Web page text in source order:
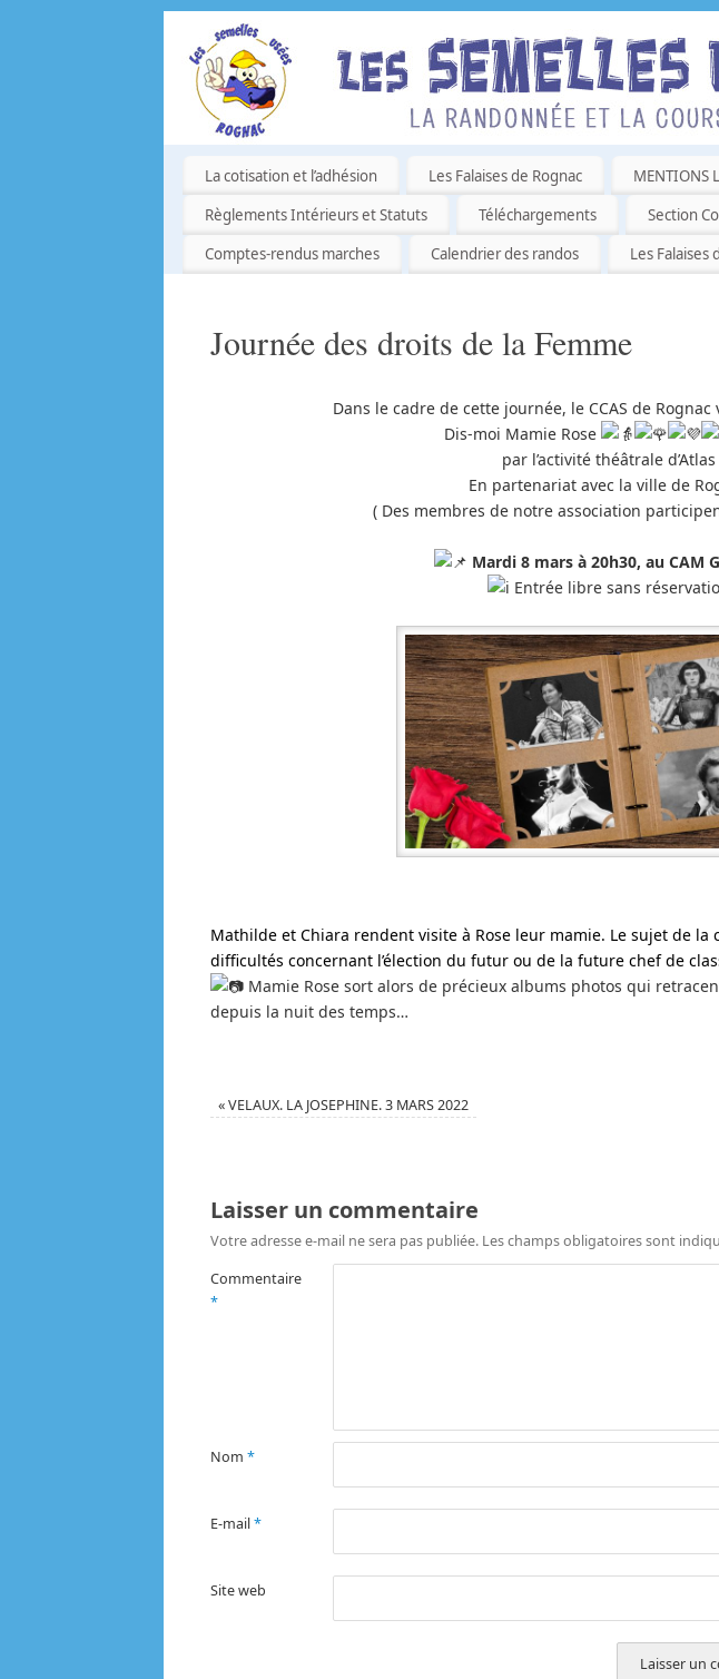
La cotisation et l’adhésion Les Falaises de Rognac MENTIONS
Règlements Intérieurs et Statuts
Téléchargements Section
Comptes-rendus marches
Calendrier des randos Les Falaises
Journée des droits de la Femme
Dans le cadre de cette journée, le CCAS de
Dis-moi Mamie Rose
par l’activité théâtrale d’Atlas
En partenariat avec la ville de
( Des membres de notre association
Mardi 8 mars à 20h30, au CAM
Entrée libre sans
Mathilde et Chiara rendent visite à Rose leur mamie. Le sujet de
difficultés concernant l’élection du futur ou de la future chef de
Mamie Rose sort alors de précieux albums photos qui
depuis la nuit des temps…
«VELAUX. LA JOSEPHINE. 3 MARS 2022
Laisser un commentaire
Votre adresse e-mail ne sera pas publiée. Les champs obligatoires sont
Commentaire
*
Nom *
E-mail*
Site web